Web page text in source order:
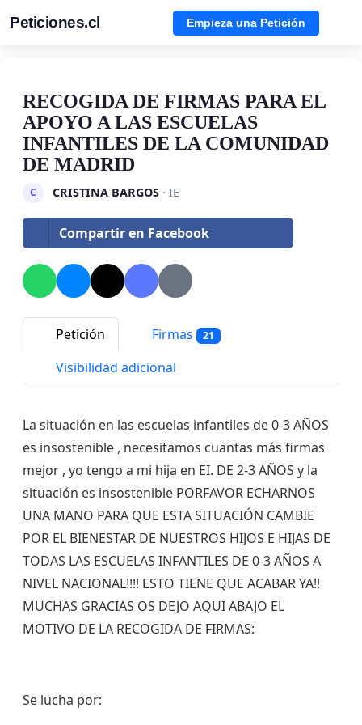
Peticiones.cl Empieza una Petición
RECOGIDA DE FIRMAS PARA EL
APOYO A LAS ESCUELAS
INFANTILES DE LA COMUNIDAD
DE MADRID
C CRISTINA BARGOS· IE
Compartir en Facebook
Petición Firmas 21
Visibilidad adicional
La situación en las escuelas infantiles de 0-3 AÑOS
es insostenible , necesitamos cuantas más firmas
mejor , yo tengo a mi hija en EI. DE 2-3 AÑOS y la
situación es insostenible PORFAVOR ECHARNOS
UNA MANO PARA QUE ESTA SITUACIÓN CAMBIE
POR EL BIENESTAR DE NUESTROS HIJOS E HIJAS DE
TODAS LAS ESCUELAS INFANTILES DE 0-3 AÑOS A
NIVEL NACIONAL!!!! ESTO TIENE QUE ACABAR YA!!
MUCHAS GRACIAS OS DEJO AQUI ABAJO EL
MOTIVO DE LA RECOGIDA DE FIRMAS:
Se lucha por: